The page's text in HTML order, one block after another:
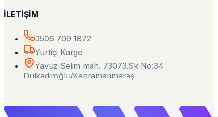
İLETİŞİM
0506 709 1872
Yurtiçi Kargo
Yavuz Selim mah. 73073.Sk No:34
Dulkadiroğlu/Kahramanmaraş